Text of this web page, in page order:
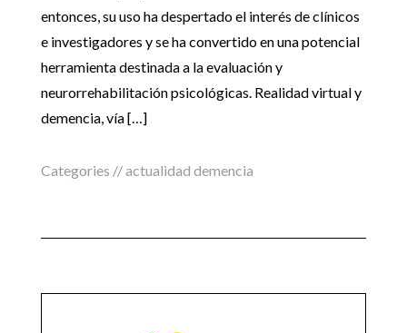
entonces, su uso ha despertado el interés de clínicos
e investigadores y se ha convertido en una potencial
herramienta destinada a la evaluación y
neurorrehabilitación psicológicas. Realidad virtual y
demencia, vía […]
Categories //actualidad demencia